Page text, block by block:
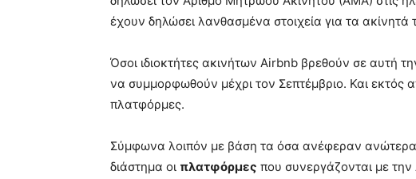
έχουν δηλώσει λανθασμένα στοιχεία για τα ακίνητά
Όσοι ιδιοκτήτες ακινήτων Airbnb βρεθούν σε
να συμμορφωθούν μέχρι τον Σεπτέμβριο. Και εκτός
πλατφόρμες.
Σύμφωνα λοιπόν με βάση τα όσα ανέφεραν ανώτερα
διάστημα οι πλατφόρμες που συνεργάζονται με